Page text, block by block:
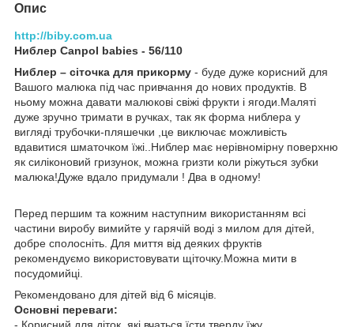
Опис
http://biby.com.ua
Ниблер Canpol babies - 56/110
Ниблер – сіточка для прикорму - буде дуже корисний для
Вашого малюка під час привчання до нових продуктів. В
ньому можна давати малюкові свіжі фрукти і ягоди.Маляті
дуже зручно тримати в ручках, так як форма ниблера у
вигляді трубочки-пляшечки ,це виключає можливість
вдавитися шматочком їжі..Ниблер має нерівномірну поверхню
як силіконовий гризунок, можна гризти коли ріжуться зубки
малюка!Дуже вдало придумали ! Два в одному!
Перед першим та кожним наступним використанням всі
частини виробу вимийте у гарячій воді з милом для дітей,
добре сполосніть. Для миття від деяких фруктів
рекомендуємо використовувати щіточку.Можна мити в
посудомийці.
Рекомендовано для дітей від 6 місяців.
Основні переваги:
- Корисний для діток, які вчаться їсти тверду їжу